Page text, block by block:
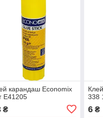
карандаш Economix
E41205
₴
338
6 ₴